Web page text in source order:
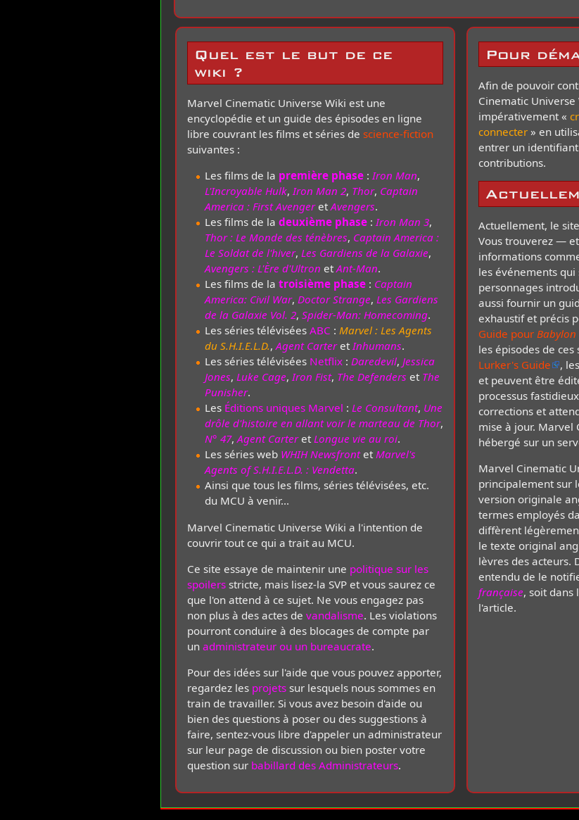
Quel est le but de ce
wiki ?
Marvel Cinematic Universe Wiki est une
encyclopédie et un guide des épisodes en ligne
libre couvrant les films et séries de science-fiction
suivantes :
Les films de la première phase:Iron Man,
L'Incroyable Hulk,Iron Man 2, Thor, Captain
America : First AvengeretAvengers.
Les films de la deuxième phase:Iron Man 3,
Thor : Le Monde des ténèbres, Captain America :
Le Soldat de l'hiver, Les Gardiens de la Galaxie,
Avengers : L'Ère d'Ultron etAnt-Man.
Les films de la troisième phase: Captain
America: Civil War, Doctor Strange, Les Gardiens
de la Galaxie Vol. 2, Spider-Man: Homecoming.
Les séries télévisées ABC : Marvel : Les Agents
du S.H.I.E.L.D.,Agent CarteretInhumans.
Les séries télévisées Netflix: Daredevil, Jessica
Jones, Luke Cage,Iron Fist, The Defenders et The
Punisher.
Les Éditions uniques Marvel : Le Consultant, Une
drôle d'histoire en allant voir le marteau de Thor,
N° 47,Agent Carteret Longue vie au roi.
Les séries web WHIH Newsfrontet Marvel's
Agents of S.H.I.E.L.D. : Vendetta.
Ainsi que tous les films, séries télévisées, etc.
du MCU à venir...
Marvel Cinematic Universe Wiki a l'intention de
couvrir tout ce qui a trait au MCU.
Ce site essaye de maintenir une politique sur les
spoilers stricte, mais lisez-la SVP et vous saurez ce
que l'on attend à ce sujet. Ne vous engagez pas
non plus à des actes devandalisme. Les violations
pourront conduire à des blocages de compte par
unadministrateur ou un bureaucrate.
Pour des idées sur l'aide que vous pouvez apporter,
regardez les projets sur lesquels nous sommes en
train de travailler. Si vous avez besoin d'aide ou
bien des questions à poser ou des suggestions à
faire, sentez-vous libre d'appeler un administrateur
sur leur page de discussion ou bien poster votre
question sur babillard des Administrateurs.
Pour
Afin de pouvoir
Cinematic
impérativement «
connecter » en
entrer un
contributions.
Actuellement, le
Vous trouverez —
informations
les événements
personnages
aussi fournir un
exhaustif et précis
Guide pour Babylon
les épisodes de
Lurker's Guide
,
et peuvent être
processus
corrections et
mise à jour. Marvel
hébergé sur un
Marvel Cinematic
principalement sur
version originale
termes employés
diffèrent
le texte original
lèvres des acteurs.
entendu de le
française, soit dans
l'article.